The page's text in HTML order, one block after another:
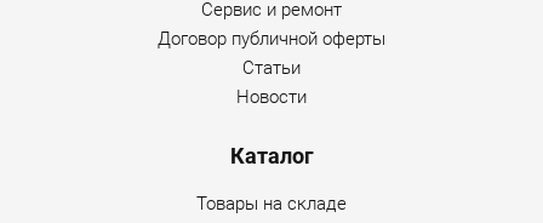
ковш основной; ковш карьерный К520; вилы
паллетные ВП 120; экскаватор навесной НЭ
30; отвал поворотный; ковшевой и вилочный
захват; косилка консольная; щетка дорожная с
противогололедных материалов ПГМ Р 400; агрегат
навесной; буровая установка; культиватор
Сервис и ремонт
Договор публичной оферты
Статьи
Новости
Каталог
Товары на складе